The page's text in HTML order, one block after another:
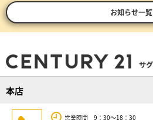
お知らせ一覧
本店
営業時間 9：30～18：30